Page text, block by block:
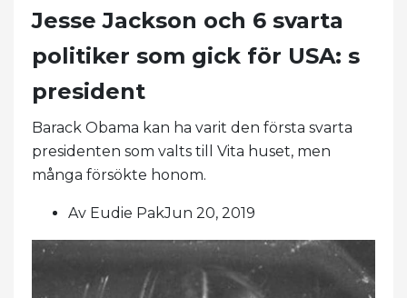
Jesse Jackson och 6 svarta
politiker som gick för USA: s
president
Barack Obama kan ha varit den första svarta
presidenten som valts till Vita huset, men
många försökte honom.
Av Eudie PakJun 20, 2019